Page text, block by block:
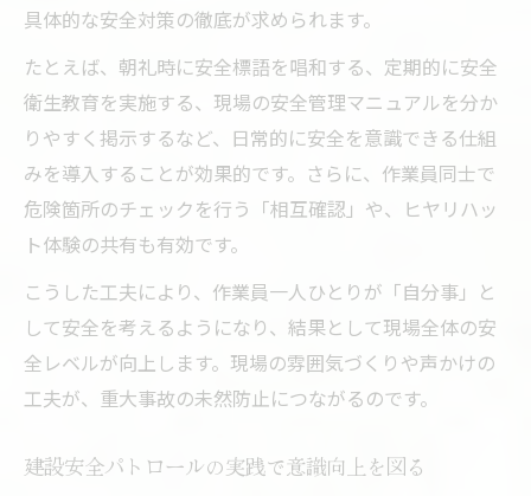
具体的な安全対策の徹底が求められます。
たとえば、朝礼時に安全標語を唱和する、定期的に安全
衛生教育を実施する、現場の安全管理マニュアルを分か
りやすく掲示するなど、日常的に安全を意識できる仕組
みを導入することが効果的です。さらに、作業員同士で
危険箇所のチェックを行う「相互確認」や、ヒヤリハッ
ト体験の共有も有効です。
こうした工夫により、作業員一人ひとりが「自分事」と
して安全を考えるようになり、結果として現場全体の安
全レベルが向上します。現場の雰囲気づくりや声かけの
工夫が、重大事故の未然防止につながるのです。
建設安全パトロールの実践で意識向上を図る